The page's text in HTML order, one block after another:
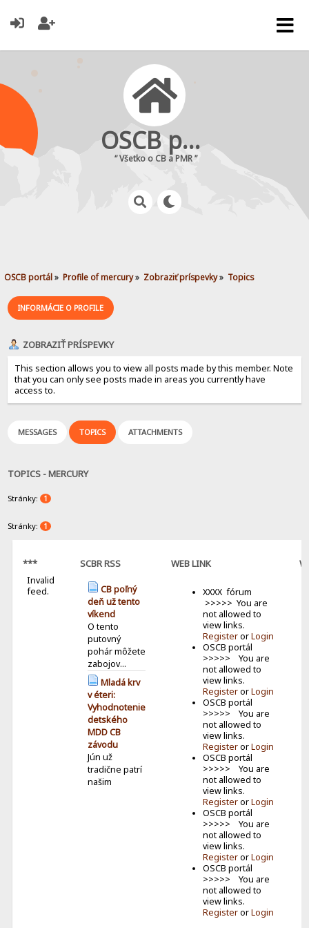
OSCB portál
“ Všetko o CB a PMR ”
OSCB portál» Profile of mercury» Zobraziť príspevky» Topics
INFORMÁCIE O PROFILE
ZOBRAZIŤ PRÍSPEVKY
This section allows you to view all posts made by this member. Note
that you can only see posts made in areas you currently have
access to.
MESSAGES TOPICS ATTACHMENTS
TOPICS - MERCURY
Stránky: 1
Stránky: 1
***
Invalid
feed.
SCBR RSS
CB poľný
deň už tento
víkend
O tento
putovný
pohár môžete
zabojov...
Mladá krv
v éteri:
Vyhodnotenie
detského
MDD CB
závodu
Jún už
tradične patrí
našim
WEB LINK
XXXX fórum
>>>>> You are
not allowed to
view links.
RegisterorLogin
OSCB portál
>>>>> You are
not allowed to
view links.
RegisterorLogin
OSCB portál
>>>>> You are
not allowed to
view links.
RegisterorLogin
OSCB portál
>>>>> You are
not allowed to
view links.
RegisterorLogin
OSCB portál
>>>>> You are
not allowed to
view links.
RegisterorLogin
OSCB portál
>>>>> You are
not allowed to
view links.
RegisterorLogin